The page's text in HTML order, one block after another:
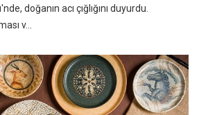
doğanın acı çığlığını duyurdu.
v...